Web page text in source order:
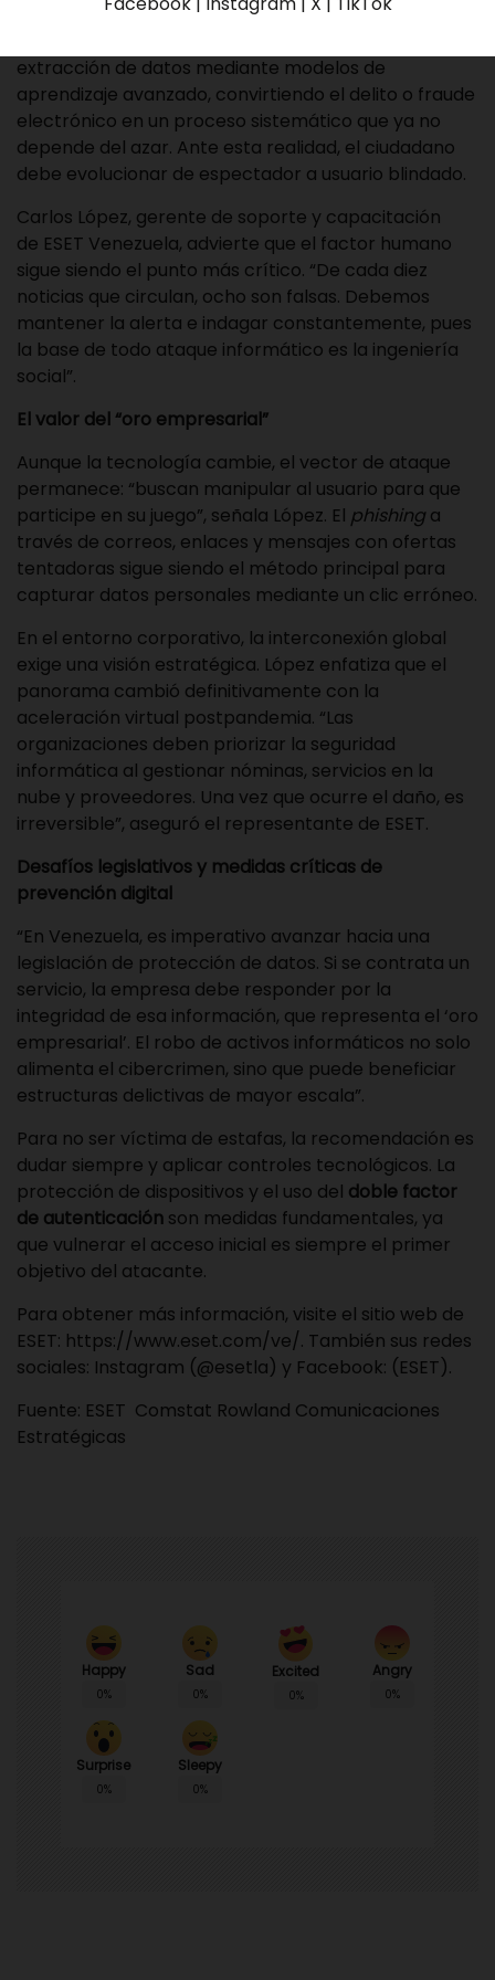
convertirse en el nuevo motor de los ciberataques.
extracción de datos mediante modelos de
aprendizaje avanzado, convirtiendo el delito o fraude
electrónico en un proceso sistemático que ya no
depende del azar. Ante esta realidad, el ciudadano
debe evolucionar de espectador a usuario blindado.
Carlos López, gerente de soporte y capacitación
de ESET Venezuela, advierte que el factor humano
sigue siendo el punto más crítico. “De cada diez
noticias que circulan, ocho son falsas. Debemos
mantener la alerta e indagar constantemente, pues
la base de todo ataque informático es la ingeniería
social”.
El valor del “oro empresarial”
Aunque la tecnología cambie, el vector de ataque
permanece: “buscan manipular al usuario para que
participe en su juego”, señala López. El phishing a
través de correos, enlaces y mensajes con ofertas
tentadoras sigue siendo el método principal para
capturar datos personales mediante un clic erróneo.
En el entorno corporativo, la interconexión global
exige una visión estratégica. López enfatiza que el
panorama cambió definitivamente con la
aceleración virtual postpandemia. “Las
organizaciones deben priorizar la seguridad
informática al gestionar nóminas, servicios en la
nube y proveedores. Una vez que ocurre el daño, es
irreversible”, aseguró el representante de ESET.
Desafíos legislativos y medidas críticas de
prevención digital
“En Venezuela, es imperativo avanzar hacia una
legislación de protección de datos. Si se contrata un
servicio, la empresa debe responder por la
integridad de esa información, que representa el ‘oro
empresarial’. El robo de activos informáticos no solo
alimenta el cibercrimen, sino que puede beneficiar
estructuras delictivas de mayor escala”.
Para no ser víctima de estafas, la recomendación es
dudar siempre y aplicar controles tecnológicos. La
protección de dispositivos y el uso del doble factor
de autenticación son medidas fundamentales, ya
que vulnerar el acceso inicial es siempre el primer
objetivo del atacante.
Para obtener más información, visite el sitio web de
ESET: https://www.eset.com/ve/. También sus redes
sociales: Instagram (@esetla) y Facebook: (ESET).
Fuente: ESET Comstat Rowland Comunicaciones
Estratégicas
Happy
0%
Sad
0%
Excited
0%
Angry
0%
Surprise
0%
Sleepy
0%